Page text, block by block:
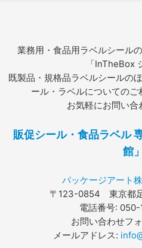
業務用・食品用ラベルシール
「InTheBox
既製品・規格品ラベルシールの
ール・ラベルについてのご
お気軽にお問い合
販促シール・食品ラベル
館」
パッケージアート
〒123-0854 東京都
電話番号:
お問い合わせフ
メールアドレス: